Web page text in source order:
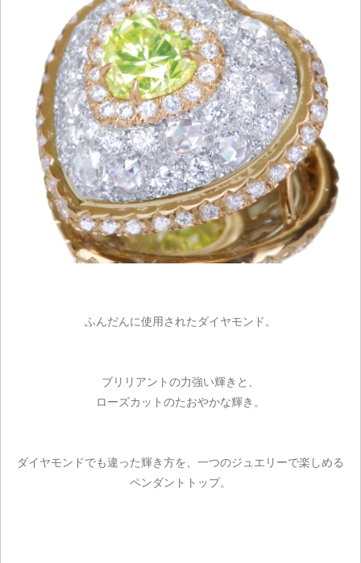
ふんだんに使用されたダイヤモンド。
ブリリアントの力強い輝きと、
ローズカットのたおやかな輝き。
ダイヤモンドでも違った輝き方を、一つのジュエリーで楽しめる
ペンダントトップ。
ご注文手続き
お買い物を続ける